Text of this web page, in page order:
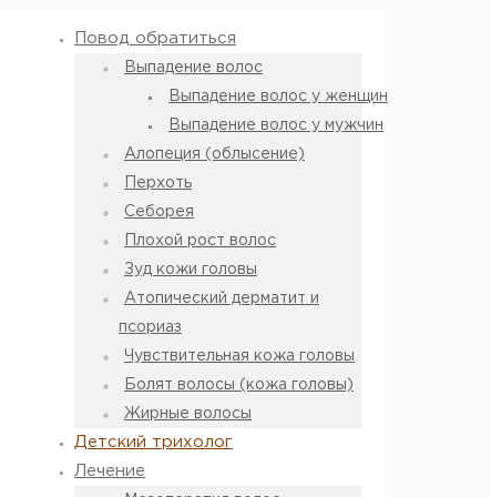
Повод обратиться
Выпадение волос
Выпадение волос у женщин
Выпадение волос у мужчин
Алопеция (облысение)
Перхоть
Себорея
Плохой рост волос
Зуд кожи головы
Атопический дерматит и
псориаз
Чувствительная кожа головы
Болят волосы (кожа головы)
Жирные волосы
Детский трихолог
Лечение